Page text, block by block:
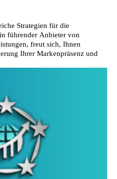
Strategien für die
freut sich, Ihnen
Ihrer Markenpräsenz und